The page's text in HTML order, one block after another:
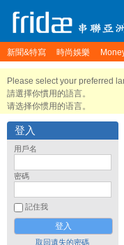
新聞&特寫 時尚娛樂
Please select your preferred
請選擇你慣用的語言。
请选择你惯用的语言。
登入
用戶名
密碼
記住我
取回遺失的密碼